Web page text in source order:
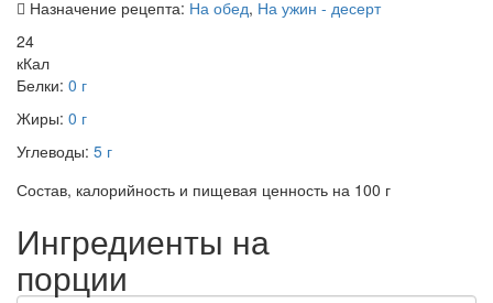
Назначение рецепта: На обед, На ужин - десерт
24
кКал
Белки: 0 г
Жиры: 0 г
Углеводы: 5 г
Состав, калорийность и пищевая ценность на 100 г
Ингредиенты на
порции